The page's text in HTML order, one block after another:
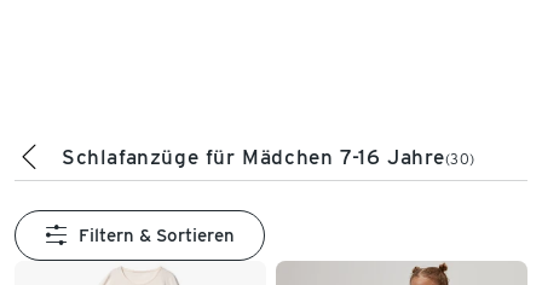
Schlafanzüge für Mädchen 7-16 Jahre(30)
Filtern & Sortieren